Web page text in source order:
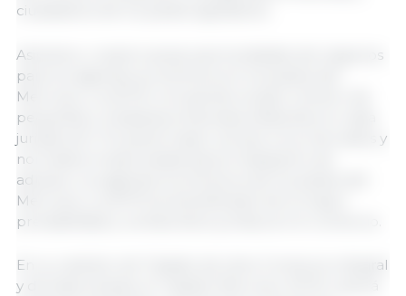
ciudadanos de los países signatarios.
Asimismo, creará nuevas oportunidades de negocios
para los agentes económicos en los países del
Mercosur y la EFTA, incluyendo al gran número de
pequeñas y medianas empresas existentes en cada
jurisdicción. Proveerá mayor acceso a los mercados y
normativa modernizada para el despacho de
aduana. Los agentes económicos de los países del
Mercosur y la EFTA se beneficiarán de la mayor
previsibilidad y certidumbre jurídica en el comercio.
En su carácter de Tratado de Libre Comercio integral
y de base amplia, el Tratado Mercosur-EFTA cubrirá